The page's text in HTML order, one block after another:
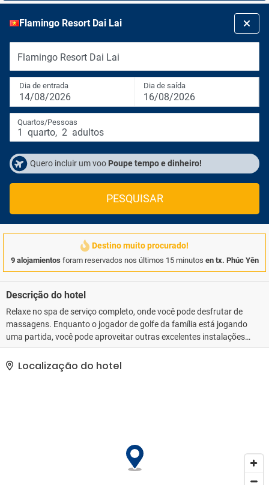
Flamingo Resort Dai Lai
Flamingo Resort Dai Lai
Dia de entrada
14/08/2026
Dia de saída
16/08/2026
Quartos/Pessoas
1 quarto, 2 adultos
Quero incluir um voo Poupe tempo e dinheiro!
PESQUISAR
Destino muito procurado!
9 alojamientos foram reservados nos últimos 15 minutos en tx. Phúc Yên
Descrição do hotel
Relaxe no spa de serviço completo, onde você pode desfrutar de
massagens. Enquanto o jogador de golfe da família está jogando
uma partida, você pode aproveitar outras excelentes instalações
recreativas, como uma piscina interna e um toboágua. Este hotel
também oferece Wi-Fi de cortesia, serviços de concierge e serviço
de babá (sobretaxa). Os hóspedes podem pegar o traslado
Localização do hotel